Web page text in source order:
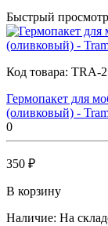
Быстрый просмотр
Код товара: TRA-
Гермопакет для
(оливковый) -
0
350 ₽
В корзину
Наличие: На